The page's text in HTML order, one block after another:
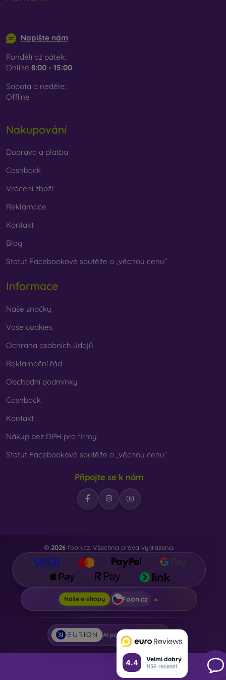
4.4 Velmi dobrý
1156 recenzí
Napište nám
Pondělí až pátek:
Online 8:00 - 15:00
Sobota a neděle:
Offline
Nakupování
Doprava a platba
Cashback
Vrácení zboží
Reklamace
Kontakt
Blog
Statut Facebookové soutěže o „věcnou cenu“
Informace
Naše značky
Vaše cookies
Ochrana osobních údajů
Reklamační řád
Obchodní podmínky
Cashback
Kontakt
Nákup bez DPH pro firmy
Statut Facebookové soutěže o „věcnou cenu“
Připojte se k nám
© 2026 foon.cz. Všechna práva vyhrazena.
Naše e-shopy Foon.cz
AI powered by